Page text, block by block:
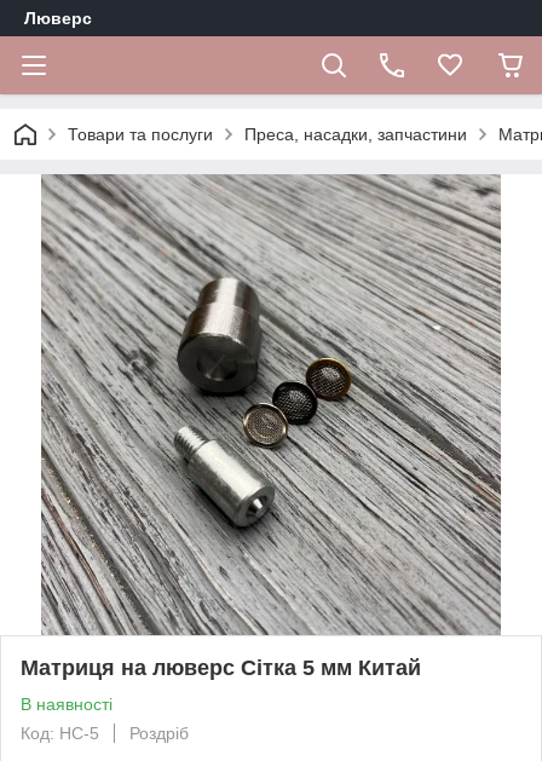
Люверс
Товари та послуги Преса, насадки, запчастини
Матриця на люверс Сітка 5 мм Китай
В наявності
Код: НС-5
Роздріб